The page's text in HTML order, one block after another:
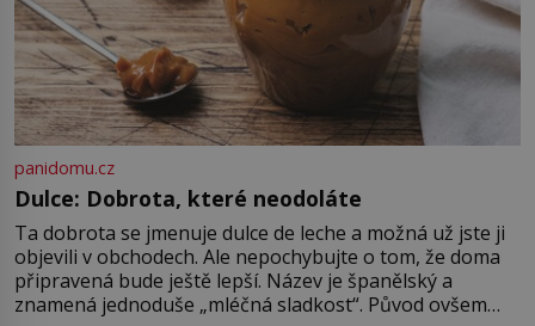
panidomu.cz
Dulce: Dobrota, které neodoláte
Ta dobrota se jmenuje dulce de leche a možná už jste ji
objevili v obchodech. Ale nepochybujte o tom, že doma
připravená bude ještě lepší. Název je španělský a
znamená jednoduše „mléčná sladkost“. Původ ovšem